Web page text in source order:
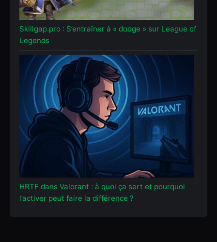
Skillgap.pro : S’entraîner à « dodge » sur League of
Legends
HRTF dans Valorant : à quoi ça sert et pourquoi
l’activer peut faire la différence ?